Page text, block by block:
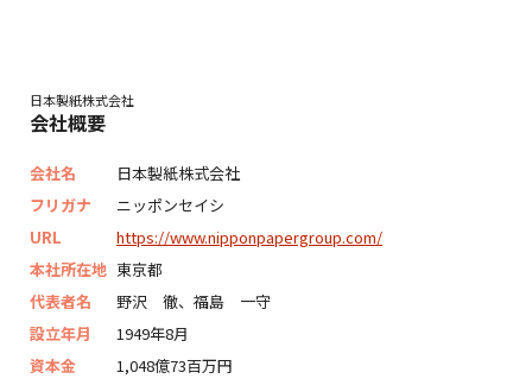
日本製紙株式会社
会社概要
会社名
日本製紙株式会社
フリガナ
ニッポンセイシ
URL
https://www.nipponpapergroup.com/
本社所在地 東京都
代表者名
野沢 徹、福島 一守
設立年月
1949年8月
資本金
1,048億73百万円